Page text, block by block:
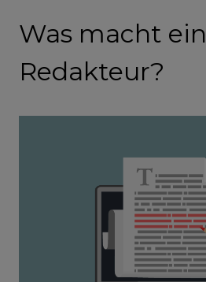
Was macht ein
Redakteur?